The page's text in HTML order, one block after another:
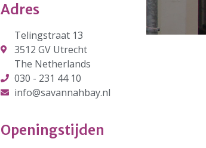
Ons verhaal
Het Team
Smoelenboek
Stories of Belonging
Stichting De Luister
Steun ons
Adres
Telingstraat 13
3512 GV Utrecht
The Netherlands
030 - 231 44 10
info@savannahbay.nl
Openingstijden